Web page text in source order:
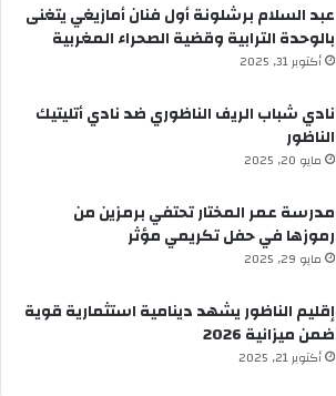
عبد السلام برشلونة أول فنان أمازيغي يتغنى
بالوحدة الترابية وقضية الصحراء المغربية
أكتوبر 31, 2025
نادي شباب الريف الناظوري ضد نادي أتليتيك
الناظور
مايو 20, 2025
مدرسة عمر المختار تحتفي برمزين من
رموزها في حفل تكريمي مؤثر
مايو 29, 2025
إقليم الناظور يشهد دينامية استثمارية قوية
ضمن ميزانية 2026
أكتوبر 21, 2025